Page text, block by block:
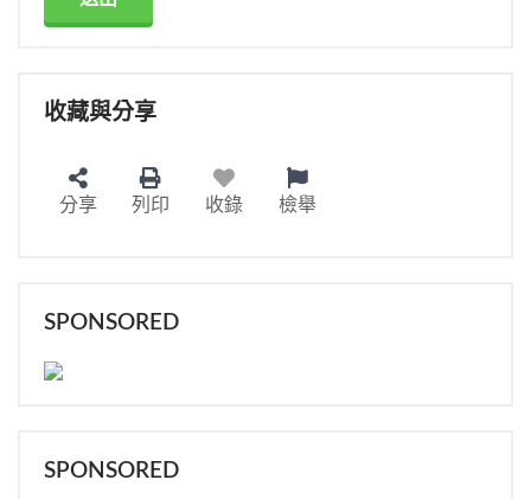
收藏與分享
分享 列印 收錄 檢舉
SPONSORED
SPONSORED